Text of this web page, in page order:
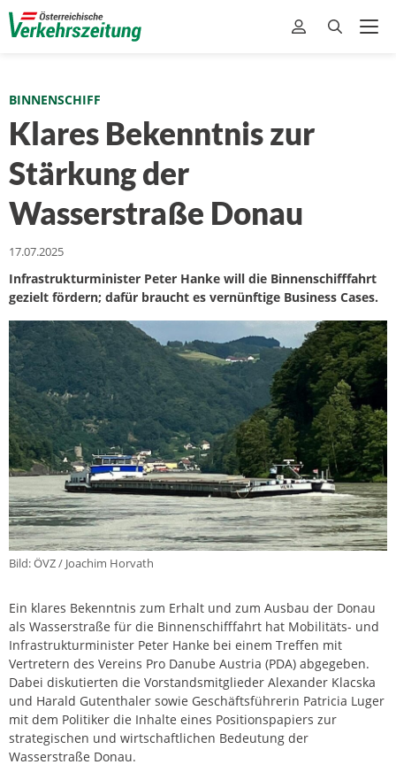
BINNENSCHIFF
Klares Bekenntnis zur
Stärkung der
Wasserstraße Donau
17.07.2025
Infrastrukturminister Peter Hanke will die Binnenschifffahrt
gezielt fördern; dafür braucht es vernünftige Business Cases.
Bild: ÖVZ / Joachim Horvath
Ein klares Bekenntnis zum Erhalt und zum Ausbau der Donau
als Wasserstraße für die Binnenschifffahrt hat Mobilitäts- und
Infrastrukturminister Peter Hanke bei einem Treffen mit
Vertretern des Vereins Pro Danube Austria (PDA) abgegeben.
Dabei diskutierten die Vorstandsmitglieder Alexander Klacska
und Harald Gutenthaler sowie Geschäftsführerin Patricia Luger
mit dem Politiker die Inhalte eines Positionspapiers zur
strategischen und wirtschaftlichen Bedeutung der
Wasserstraße Donau.